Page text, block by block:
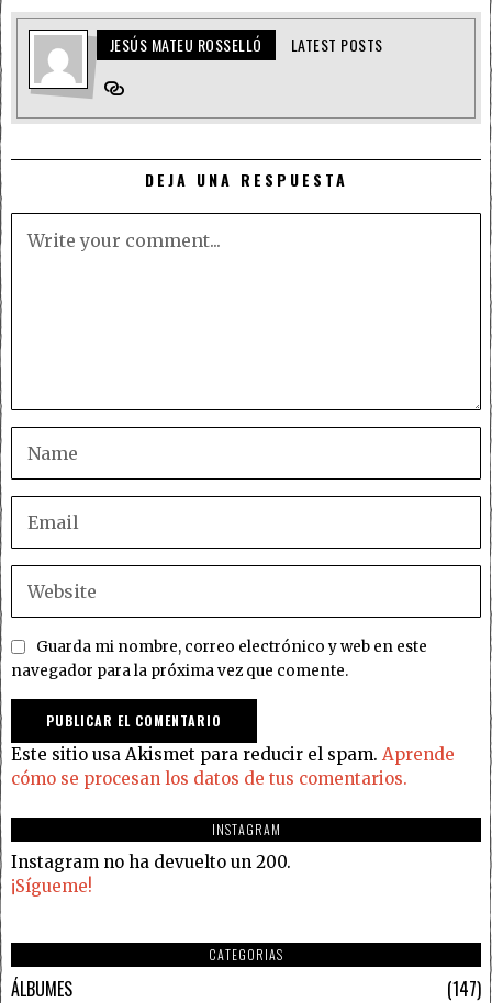
JESÚS MATEU ROSSELLÓ LATEST POSTS
DEJA UNA RESPUESTA
Guarda mi nombre, correo electrónico y web en este
navegador para la próxima vez que comente.
Este sitio usa Akismet para reducir el spam. Aprende
cómo se procesan los datos de tus comentarios.
INSTAGRAM
Instagram no ha devuelto un 200.
¡Sígueme!
CATEGORIAS
ÁLBUMES
147